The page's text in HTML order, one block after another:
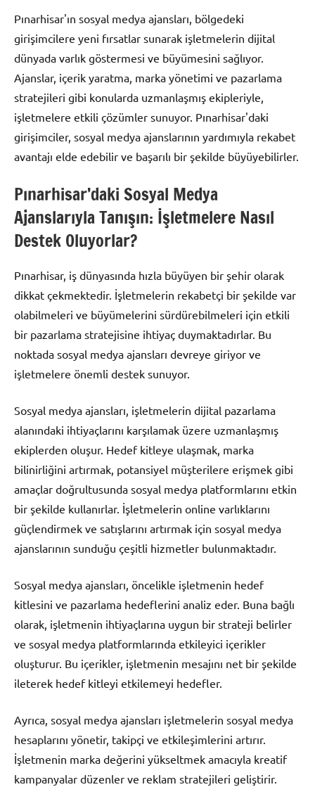
Pınarhisar'ın sosyal medya ajansları, bölgedeki
girişimcilere yeni fırsatlar sunarak işletmelerin dijital
dünyada varlık göstermesi ve büyümesini sağlıyor.
Ajanslar, içerik yaratma, marka yönetimi ve pazarlama
stratejileri gibi konularda uzmanlaşmış ekipleriyle,
işletmelere etkili çözümler sunuyor. Pınarhisar'daki
girişimciler, sosyal medya ajanslarının yardımıyla rekabet
avantajı elde edebilir ve başarılı bir şekilde büyüyebilirler.
Pınarhisar’daki Sosyal Medya
Ajanslarıyla Tanışın: İşletmelere Nasıl
Destek Oluyorlar?
Pınarhisar, iş dünyasında hızla büyüyen bir şehir olarak
dikkat çekmektedir. İşletmelerin rekabetçi bir şekilde var
olabilmeleri ve büyümelerini sürdürebilmeleri için etkili
bir pazarlama stratejisine ihtiyaç duymaktadırlar. Bu
noktada sosyal medya ajansları devreye giriyor ve
işletmelere önemli destek sunuyor.
Sosyal medya ajansları, işletmelerin dijital pazarlama
alanındaki ihtiyaçlarını karşılamak üzere uzmanlaşmış
ekiplerden oluşur. Hedef kitleye ulaşmak, marka
bilinirliğini artırmak, potansiyel müşterilere erişmek gibi
amaçlar doğrultusunda sosyal medya platformlarını etkin
bir şekilde kullanırlar. İşletmelerin online varlıklarını
güçlendirmek ve satışlarını artırmak için sosyal medya
ajanslarının sunduğu çeşitli hizmetler bulunmaktadır.
Sosyal medya ajansları, öncelikle işletmenin hedef
kitlesini ve pazarlama hedeflerini analiz eder. Buna bağlı
olarak, işletmenin ihtiyaçlarına uygun bir strateji belirler
ve sosyal medya platformlarında etkileyici içerikler
oluşturur. Bu içerikler, işletmenin mesajını net bir şekilde
ileterek hedef kitleyi etkilemeyi hedefler.
Ayrıca, sosyal medya ajansları işletmelerin sosyal medya
hesaplarını yönetir, takipçi ve etkileşimlerini artırır.
İşletmenin marka değerini yükseltmek amacıyla kreatif
kampanyalar düzenler ve reklam stratejileri geliştirir.